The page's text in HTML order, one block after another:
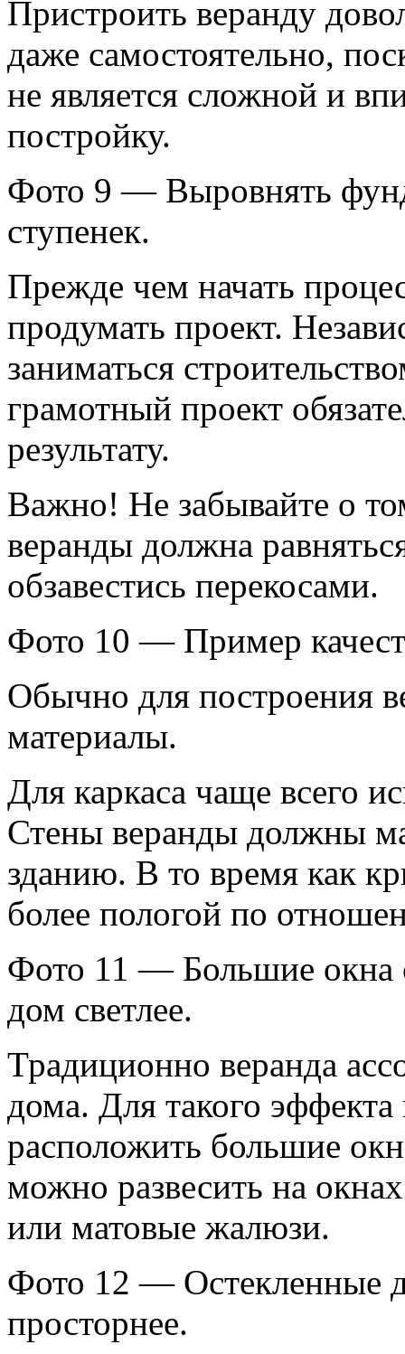
Пристроить веранду
даже самостоятельно,
не является сложной и
постройку.
Фото 9 — Выровнять
ступенек.
Прежде чем начать
продумать проект.
заниматься
грамотный проект
результату.
Важно! Не забывайте о
веранды должна
обзавестись перекосами.
Фото 10 — Пример
Обычно для построения
материалы.
Для каркаса чаще всего
Стены веранды должны
зданию. В то время как
более пологой по
Фото 11 — Большие окна
дом светлее.
Традиционно веранда
дома. Для такого
расположить большие
можно развесить на
или матовые жалюзи.
Фото 12 — Остекленные
просторнее.